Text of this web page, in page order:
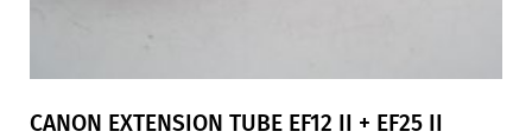
CANON EXTENSION TUBE EF12 II + EF25 II